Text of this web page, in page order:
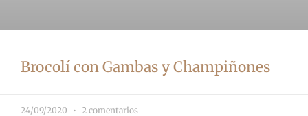
Brocolí con Gambas y Champiñones
24/09/2020 2 comentarios